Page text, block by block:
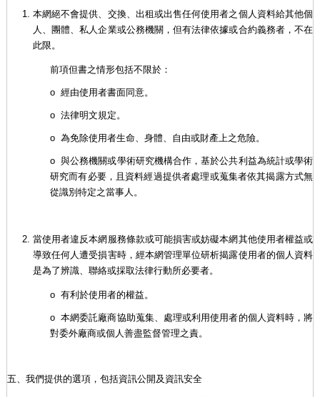
本網絕不會提供、交換、出租或出售任何使用者之個人資料給其他個
人、團體、私人企業或公務機關，但有法律依據或合約義務者，不在
此限。
前項但書之情形包括不限於：
o 經由使用者書面同意。
o 法律明文規定。
o 為免除使用者生命、身體、自由或財產上之危險。
o 與公務機關或學術研究機構合作，基於公共利益為統計或學術
研究而有必要，且資料經過提供者處理或蒐集者依其揭露方式無
從識別特定之當事人。
當使用者違反本網服務條款或可能損害或妨礙本網其他使用者權益或
導致任何人遭受損害時，經本網管理單位研析揭露使用者的個人資料
是為了辨識、聯絡或採取法律行動所必要者。
o 有利於使用者的權益。
o 本網委託廠商協助蒐集、處理或利用使用者的個人資料時，將
對委外廠商或個人善盡監督管理之責。
五、我們提供的選項，包括資訊公開及資訊安全